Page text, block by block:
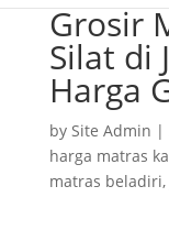
Grosir
Silat di
Harga
by Site Admin |
harga matras
matras beladiri,